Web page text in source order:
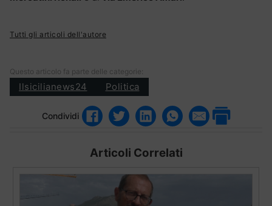
Tutti gli articoli dell'autore
Questo articolo fa parte delle categorie:
Ilsicilianews24 Politica
Condividi
Articoli Correlati